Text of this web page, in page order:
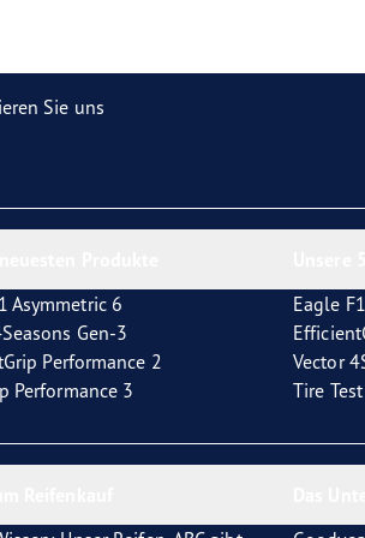
Sie uns
Asymmetric 6
Gen-3
Performance 2
Performance 3
Eagle
Vector
Tire